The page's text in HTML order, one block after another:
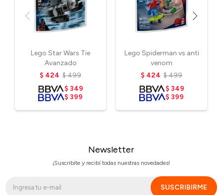
Lego Star Wars Tie
Avanzado
$ 424 $499
$ 349
$ 399
Lego Spiderman vs anti
venom
$ 424 $499
$ 349
$ 399
Newsletter
¡Suscribite y recibí todas nuestras novedades!
SUSCRIBIRME